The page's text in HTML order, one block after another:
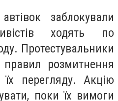
заблокували
ходять по
Протестувальники
розмитнення
перегляду. Акцію
поки їх вимоги